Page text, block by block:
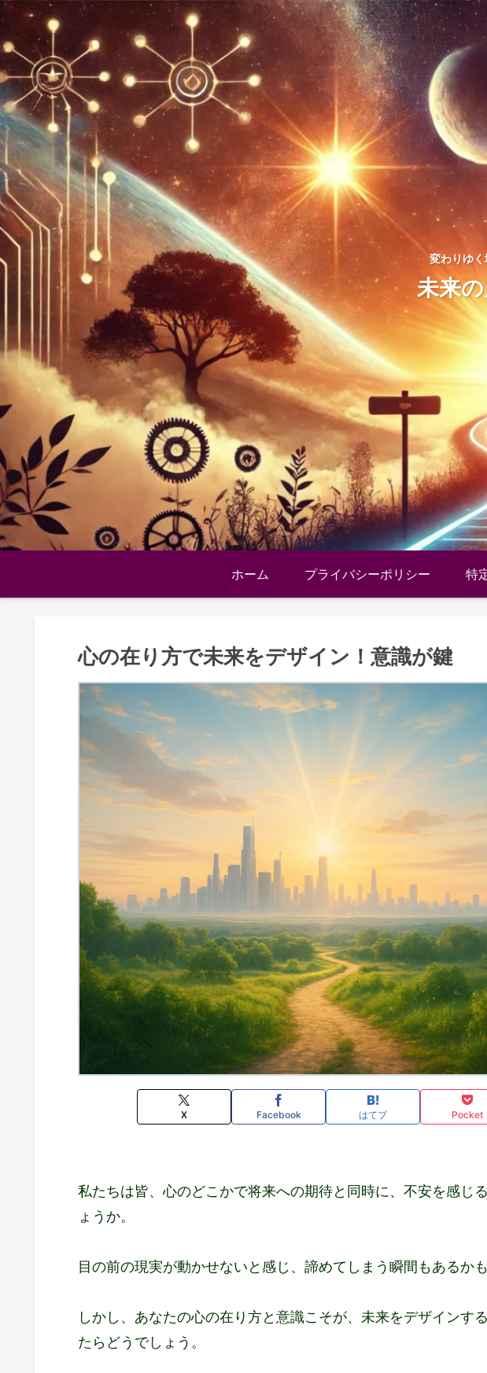
変わりゆ
未来
ホーム プライバシーポリシー 特
心の在り方で未来をデザイン！意識が鍵
X Facebook はてブ Pocket
私たちは皆、心のどこかで将来への期待と同時に、不安を感じ
ょうか。
目の前の現実が動かせないと感じ、諦めてしまう瞬間もあるかも
しかし、あなたの心の在り方と意識こそが、未来をデザインす
たらどうでしょう。